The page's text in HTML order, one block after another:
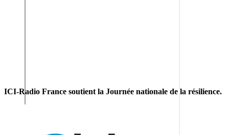
ICI-Radio France soutient la Journée nationale de la résilience.